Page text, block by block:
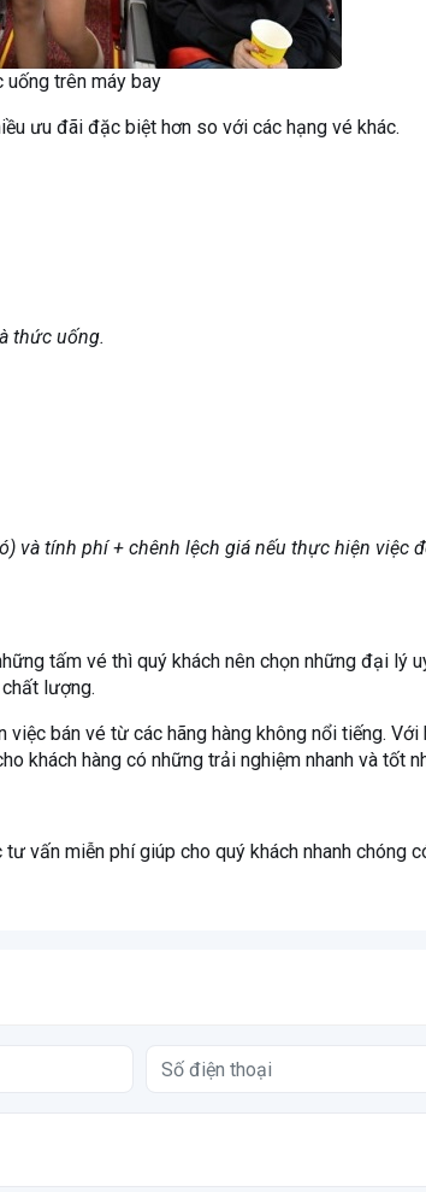
uống trên máy bay
ưu đãi đặc biệt hơn so với các hạng vé khác.
thức uống.
và tính phí + chênh lệch giá nếu thực hiện việc
tấm vé thì quý khách nên chọn những đại lý
lượng.
việc bán vé từ các hãng hàng không nổi tiếng. Với
khách hàng có những trải nghiệm nhanh và tốt
vấn miễn phí giúp cho quý khách nhanh chóng